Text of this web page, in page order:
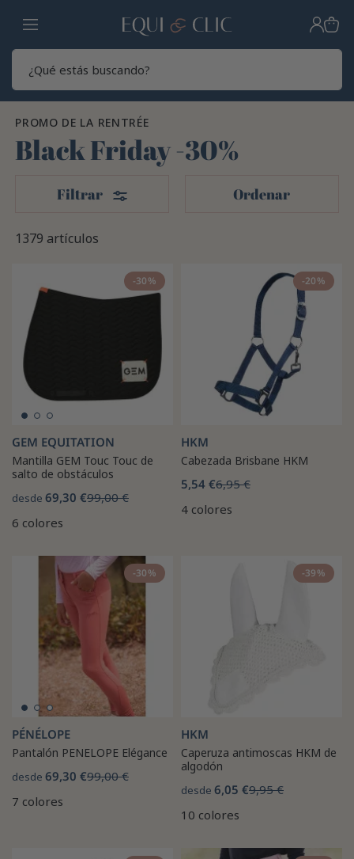
Hogar
PROMO DE LA RENTRÉE
Black Friday -30%
1379 artículos
Filtrar Filtros Ordenar
-30%
GEM EQUITATION
Mantilla GEM Touc Touc de
salto de obstáculos
desde 69,30 €99,00 €
6 colores
-20%
HKM
Cabezada Brisbane HKM
5,54 €6,95 €
4 colores
-30%
PÉNÉLOPE
Pantalón PENELOPE Elégance
desde 69,30 €99,00 €
7 colores
-39%
HKM
Caperuza antimoscas HKM de
algodón
desde 6,05 €9,95 €
10 colores